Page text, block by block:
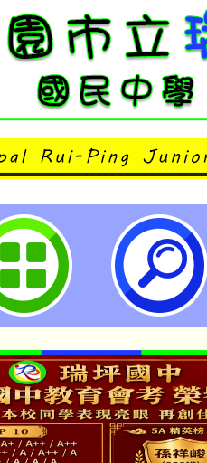
研習暨數位素
瑞坪國民中學